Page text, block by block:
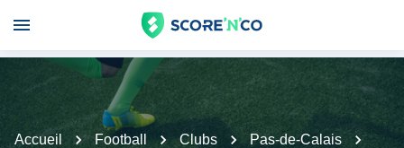
Accueil Football Clubs
Pas-de-Calais